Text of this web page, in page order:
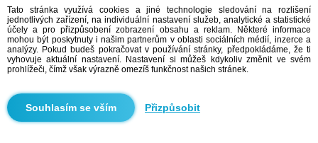
On hledá ji: Muži, 23
On hledá ji: Muži, 23 - Pakistan
Seznamka Pakistan
Tato stránka využívá cookies a jiné technologie sledování na rozlišení
jednotlivých zařízení, na individuální nastavení služeb, analytické a statistické
účely a pro přizpůsobení zobrazení obsahu a reklam. Některé informace
mohou být poskytnuty i našim partnerům v oblasti sociálních médií, inzerce a
analýzy. Pokud budeš pokračovat v používání stránky, předpokládáme, že ti
vyhovuje aktuální nastavení. Nastavení si můžeš kdykoliv změnit ve svém
prohlížeči, čímž však výrazně omezíš funkčnost našich stránek.
Přizpůsobit